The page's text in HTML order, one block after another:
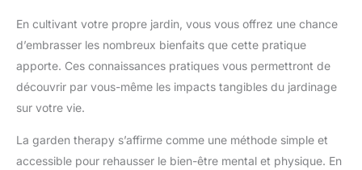
En cultivant votre propre jardin, vous vous offrez une chance
d’embrasser les nombreux bienfaits que cette pratique
apporte. Ces connaissances pratiques vous permettront de
découvrir par vous-même les impacts tangibles du jardinage
sur votre vie.
La garden therapy s’affirme comme une méthode simple et
accessible pour rehausser le bien-être mental et physique. En